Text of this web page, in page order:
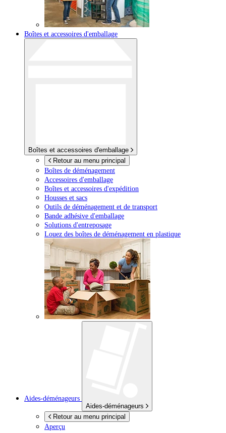
Boîtes et accessoires d'emballage
Boîtes et accessoires d'emballage
Retour au menu principal
Boîtes de déménagement
Accessoires d'emballage
Boîtes et accessoires d'expédition
Housses et sacs
Outils de déménagement et de transport
Bande adhésive d'emballage
Solutions d'entreposage
Louez des boîtes de déménagement en plastique
Aides-déménageurs
Aides-déménageurs
Retour au menu principal
Aperçu